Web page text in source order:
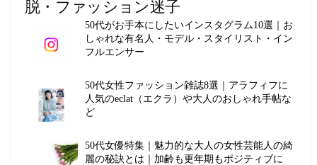
脱・ファッション迷子
50代がお手本にしたいインスタグラム10選｜お
しゃれな有名人・モデル・スタイリスト・イン
フルエンサー
50代女性ファッション雑誌8選｜アラフィフに
人気のeclat（エクラ）や大人のおしゃれ手帖な
ど
50代女優特集｜魅力的な大人の女性芸能人の綺
麗の秘訣とは｜加齢も更年期もポジティブに